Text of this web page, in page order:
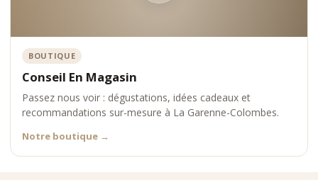
BOUTIQUE
Conseil En Magasin
Passez nous voir : dégustations, idées cadeaux et
recommandations sur-mesure à La Garenne-Colombes.
Notre boutique →